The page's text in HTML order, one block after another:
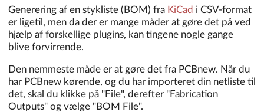
Generering af en stykliste (BOM) fra KiCad i CSV-format
er ligetil, men da der er mange måder at gøre det på ved
hjælp af forskellige plugins, kan tingene nogle gange
blive forvirrende.
Den nemmeste måde er at gøre det fra PCBnew. Når du
har PCBnew kørende, og du har importeret din netliste til
det, skal du klikke på "File", derefter "Fabrication
Outputs" og vælge "BOM File".